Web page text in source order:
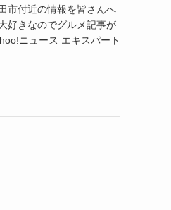
市付近の情報を皆さんへ
好きなのでグルメ記事が
ニュース エキスパート